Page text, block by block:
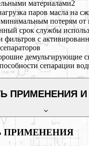
материалами2
паров масла на
минимальным потерям от
срок службы
фильтров с
демульгирующие
сепарации
ПРИМЕНЕНИЯ И
ПРИМЕНЕНИЯ